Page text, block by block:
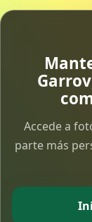
Accede a
parte más